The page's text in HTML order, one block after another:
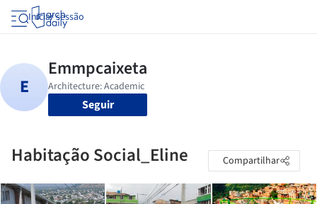
Iniciar sessão
Seguir
Habitação Social_Eline Compartilhar